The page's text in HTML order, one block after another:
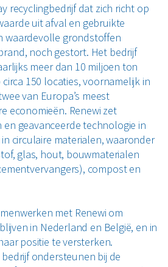
recyclingbedrijf dat zich richt op
uit afval en gebruikte
waardevolle grondstoffen
noch gestort. Het bedrijf
meer dan 10 miljoen ton
150 locaties, voornamelijk in
van Europa’s meest
economieën. Renewi zet
en geavanceerde technologie in
circulaire materialen, waaronder
glas, hout, bouwmaterialen
compost en
met Renewi om
in Nederland en België, en in
positie te versterken.
ondersteunen bij de